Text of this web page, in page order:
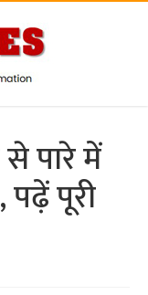
पारे में
पूरी